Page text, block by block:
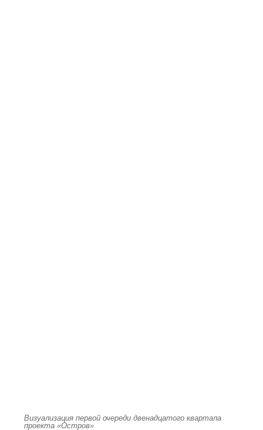
Визуализация первой очереди двенадцатого квартала
проекта «Остров»